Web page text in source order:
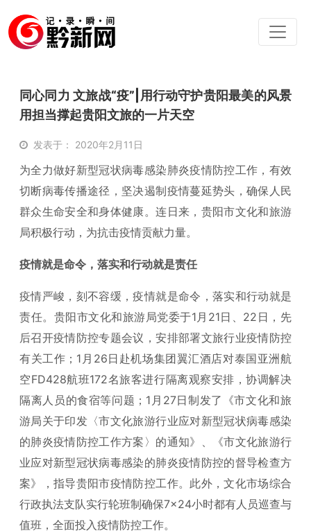
同心同力 文旅战“疫”|用行动守护贵阳最美的风景
用担当撑起贵阳文旅的一片天空
发表于： 2020年2月11日
为全力做好新型冠状病毒感染肺炎疫情防控工作，有效
切断病毒传播途径，坚决遏制疫情蔓延势头，确保人民
群众生命安全和身体健康。连日来，贵阳市文化和旅游
局积极行动，为抗击疫情贡献力量。
疫情就是命令，落实和行动就是责任
疫情严峻，刻不容缓，疫情就是命令，落实和行动就是
责任。贵阳市文化和旅游局党委于1月21日、22日，先
后召开疫情防控专题会议，安排部署文旅行业疫情防控
有关工作；1月26日赴机场集团翼汇酒店对泰国亚洲航
空FD428航班172名旅客进行隔离观察安排，协调解决
隔离人员的食宿等问题；1月27日制发了《市文化和旅
游局关于印发〈市文化旅游行业应对新型冠状病毒感染
的肺炎疫情防控工作方案〉的通知》、《市文化旅游行
业应对新型冠状病毒感染的肺炎疫情防控的督导检查方
案》，指导贵阳市疫情防控工作。此外，文化市场综合
行政执法支队实行轮班制确保7×24小时都有人员巡查与
值班，全面投入疫情防控工作。